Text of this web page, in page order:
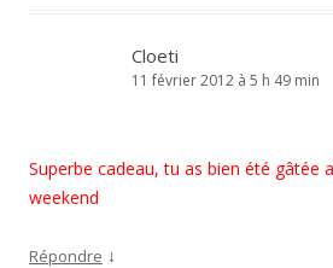
Cloeti
11 février 2012 à 5 h 49 min
Superbe cadeau, tu as bien été gâtée
weekend
Répondre ↓